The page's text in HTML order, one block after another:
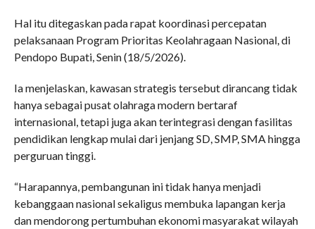
Hal itu ditegaskan pada rapat koordinasi percepatan
pelaksanaan Program Prioritas Keolahragaan Nasional, di
Pendopo Bupati, Senin (18/5/2026).
Ia menjelaskan, kawasan strategis tersebut dirancang tidak
hanya sebagai pusat olahraga modern bertaraf
internasional, tetapi juga akan terintegrasi dengan fasilitas
pendidikan lengkap mulai dari jenjang SD, SMP, SMA hingga
perguruan tinggi.
“Harapannya, pembangunan ini tidak hanya menjadi
kebanggaan nasional sekaligus membuka lapangan kerja
dan mendorong pertumbuhan ekonomi masyarakat wilayah